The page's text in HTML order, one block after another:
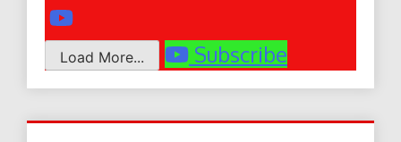
Load More... Subscribe